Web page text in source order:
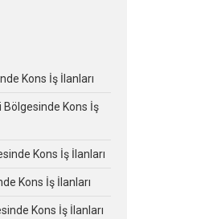
Kons İş İlanları
Kons İş
Kons İş İlanları
Kons İş İlanları
Kons İş İlanları